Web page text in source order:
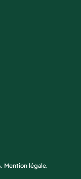
Mention légale.